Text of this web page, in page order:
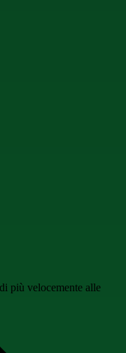
più velocemente alle